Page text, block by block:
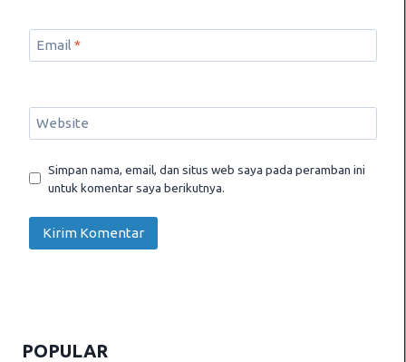
Email *
Website
Simpan nama, email, dan situs web saya pada peramban ini
untuk komentar saya berikutnya.
POPULAR